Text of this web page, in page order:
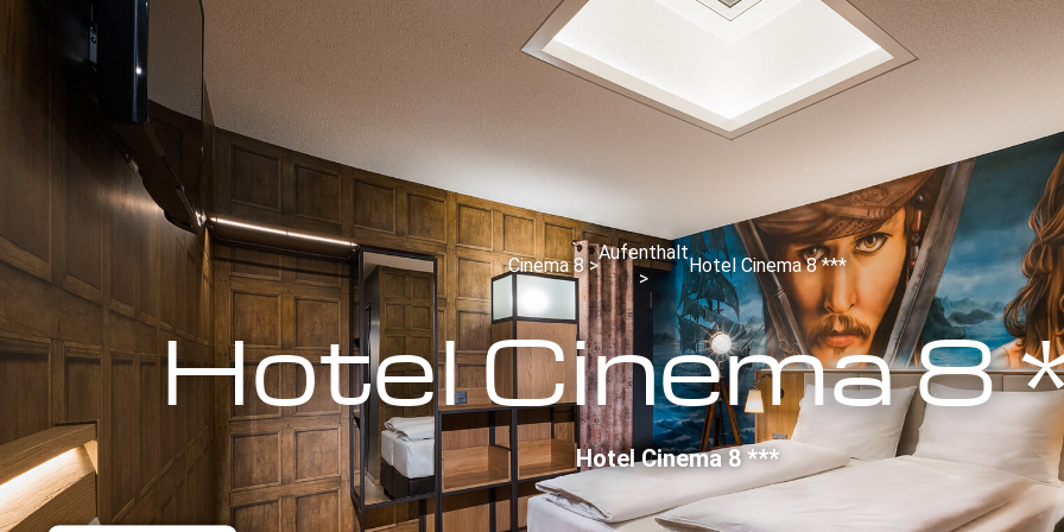
Cinema 8 >
Aufenthalt
>
Hotel Cinema 8 ***
Hotel Cinema 8
Hotel Cinema 8 ***​